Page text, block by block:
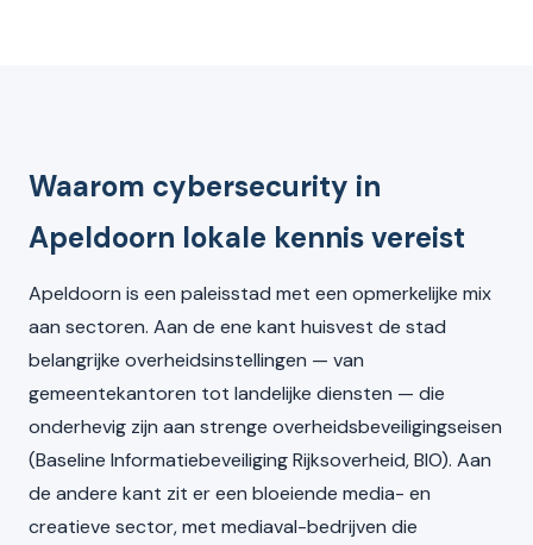
Waarom cybersecurity in
Apeldoorn lokale kennis vereist
Apeldoorn is een paleisstad met een opmerkelijke mix
aan sectoren. Aan de ene kant huisvest de stad
belangrijke overheidsinstellingen — van
gemeentekantoren tot landelijke diensten — die
onderhevig zijn aan strenge overheidsbeveiligingseisen
(Baseline Informatiebeveiliging Rijksoverheid, BIO). Aan
de andere kant zit er een bloeiende media- en
creatieve sector, met mediaval-bedrijven die